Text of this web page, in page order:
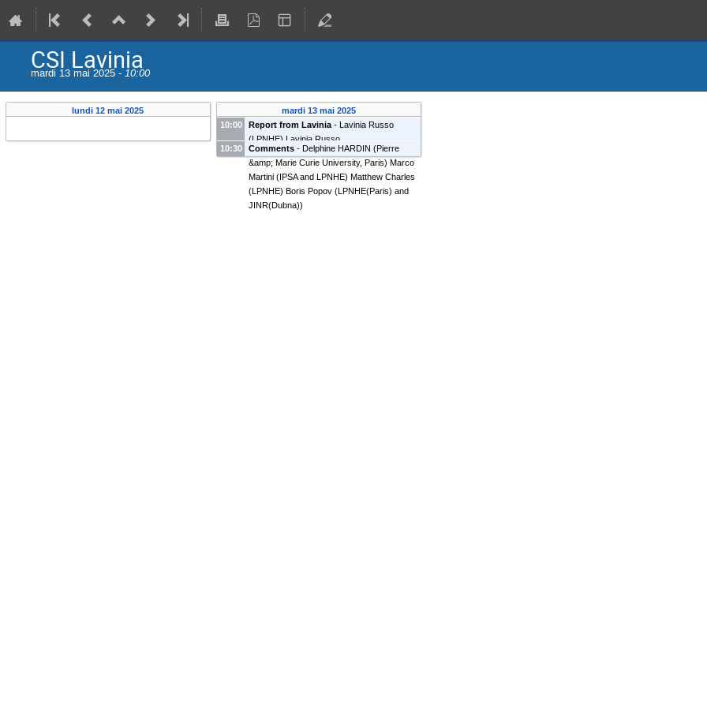
CSI Lavinia
mardi 13 mai 2025 - 10:00
lundi 12 mai 2025
mardi 13 mai 2025
10:00
Report from Lavinia - Lavinia Russo
(LPNHE) Lavinia Russo
10:30
Comments - Delphine HARDIN (Pierre
&amp; Marie Curie University, Paris) Marco
Martini (IPSA and LPNHE) Matthew Charles
(LPNHE) Boris Popov (LPNHE(Paris) and
JINR(Dubna))